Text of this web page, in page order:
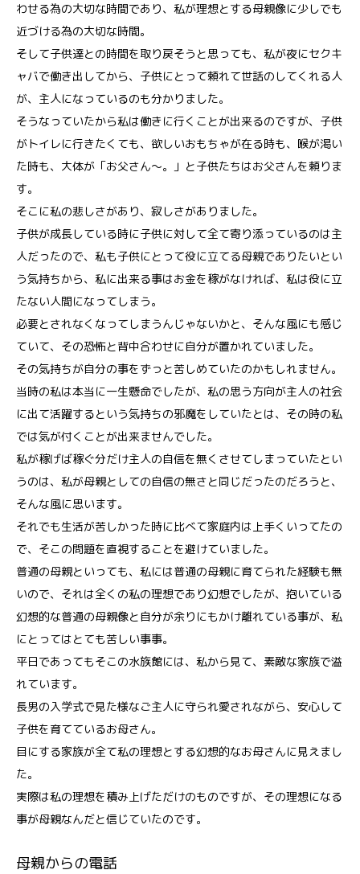
わせる為の大切な時間であり、私が理想とする母親像に少しでも
近づける為の大切な時間。
そして子供達との時間を取り戻そうと思っても、私が夜にセクキ
ャバで働き出してから、子供にとって頼れて世話のしてくれる人
が、主人になっているのも分かりました。
そうなっていたから私は働きに行くことが出来るのですが、子供
がトイレに行きたくても、欲しいおもちゃが在る時も、喉が渇い
た時も、大体が「お父さん～。」と子供たちはお父さんを頼りま
す。
そこに私の悲しさがあり、寂しさがありました。
子供が成長している時に子供に対して全て寄り添っているのは主
人だったので、私も子供にとって役に立てる母親でありたいとい
う気持ちから、私に出来る事はお金を稼がなければ、私は役に立
たない人間になってしまう。
必要とされなくなってしまうんじゃないかと、そんな風にも感じ
ていて、その恐怖と背中合わせに自分が置かれていました。
その気持ちが自分の事をずっと苦しめていたのかもしれません。
当時の私は本当に一生懸命でしたが、私の思う方向が主人の社会
に出て活躍するという気持ちの邪魔をしていたとは、その時の私
では気が付くことが出来ませんでした。
私が稼げば稼ぐ分だけ主人の自信を無くさせてしまっていたとい
うのは、私が母親としての自信の無さと同じだったのだろうと、
そんな風に思います。
それでも生活が苦しかった時に比べて家庭内は上手くいってたの
で、そこの問題を直視することを避けていました。
普通の母親といっても、私には普通の母親に育てられた経験も無
いので、それは全くの私の理想であり幻想でしたが、抱いている
幻想的な普通の母親像と自分が余りにもかけ離れている事が、私
にとってはとても苦しい事事。
平日であってもそこの水族館には、私から見て、素敵な家族で溢
れています。
長男の入学式で見た様なご主人に守られ愛されながら、安心して
子供を育てているお母さん。
目にする家族が全て私の理想とする幻想的なお母さんに見えまし
た。
実際は私の理想を積み上げただけのものですが、その理想になる
事が母親なんだと信じていたのです。
母親からの電話